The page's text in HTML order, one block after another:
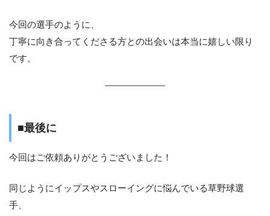
今回の選手のように、
丁寧に向き合ってくださる方との出会いは本当に嬉しい限り
です。
■最後に
今回はご依頼ありがとうございました！
同じようにイップスやスローイングに悩んでいる草野球選
手、